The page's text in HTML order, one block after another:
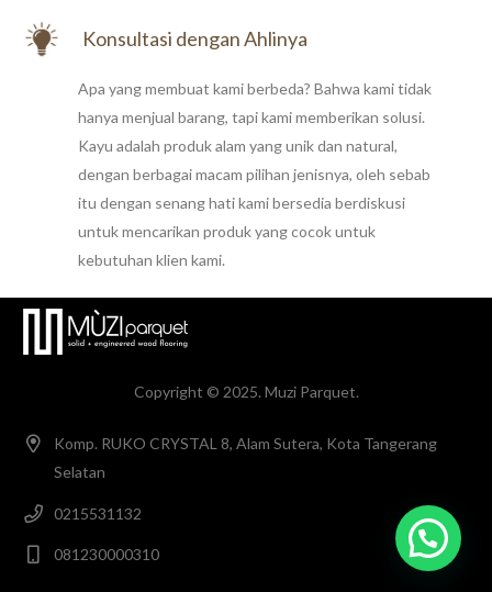
Konsultasi dengan Ahlinya
Apa yang membuat kami berbeda? Bahwa kami tidak
hanya menjual barang, tapi kami memberikan solusi.
Kayu adalah produk alam yang unik dan natural,
dengan berbagai macam pilihan jenisnya, oleh sebab
itu dengan senang hati kami bersedia berdiskusi
untuk mencarikan produk yang cocok untuk
kebutuhan klien kami.
Copyright © 2025. Muzi Parquet.
Komp. RUKO CRYSTAL 8, Alam Sutera, Kota Tangerang
Selatan
0215531132
081230000310